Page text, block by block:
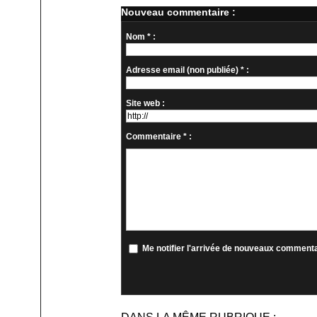
Nouveau commentaire :
Nom * :
Adresse email (non publiée) * :
Site web :
Commentaire * :
Me notifier l'arrivée de nouveaux